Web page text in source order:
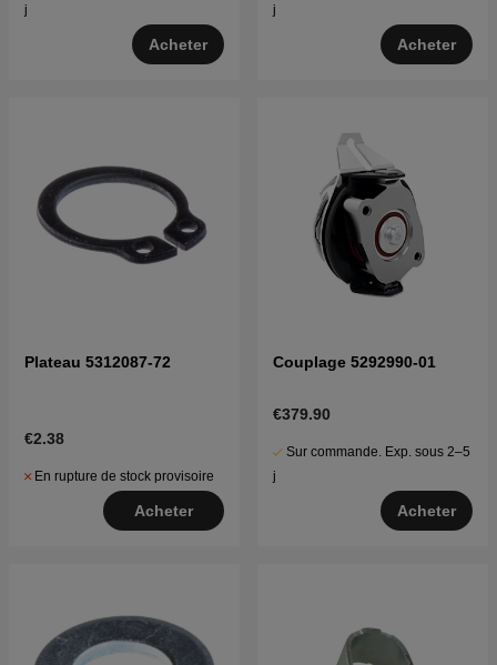
j
Acheter
j
Acheter
Plateau 5312087-72
€2.38
En rupture de stock provisoire
Acheter
Couplage 5292990-01
€379.90
Sur commande. Exp. sous 2–5
j
Acheter